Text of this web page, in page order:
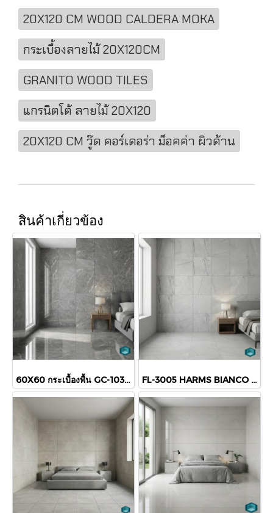
20X120 CM WOOD CALDERA MOKA
กระเบื้องลายไม้ 20X120CM
GRANITO WOOD TILES
แกรนิตโต้ ลายไม้ 20X120
20X120 CM วู๊ด คอร์เดอร่า ม็อคค่า ผิวด้าน
สินค้าเกี่ยวข้อง
60X60 กระเบื้องพื้น GC-1036 VALENCIA GRAPHITE ผิวเงา FL-3005 HARMS BIANCO CARVING R9-10 60X60 CM (PK4)